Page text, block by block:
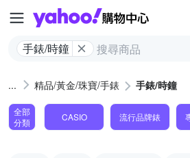
Yahoo
手錶/時鐘
精品/黃金/珠寶/手錶 手錶/時鐘
全部
分類
CASIO 流行品牌錶